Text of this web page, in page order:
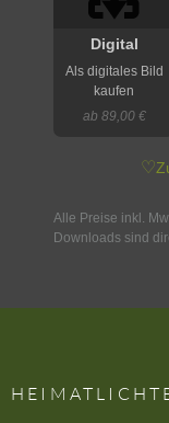
Digital
Als digitales Bild
kaufen
ab 89,00 €
♡
Alle Preise inkl.
Downloads sind